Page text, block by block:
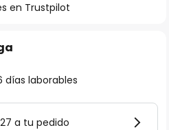
en Trustpilot
días laborables
a tu pedido